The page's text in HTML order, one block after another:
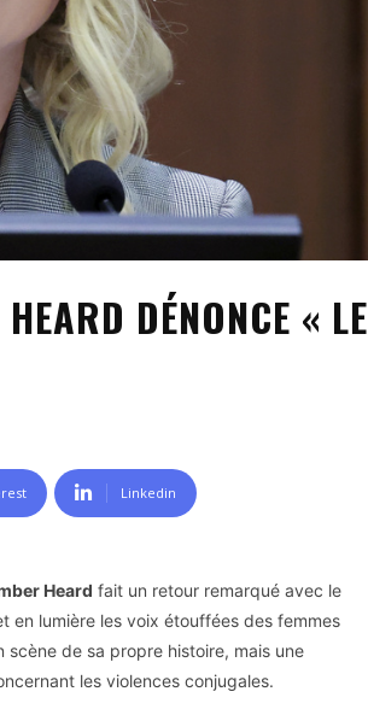
DÉNONCE « LE
Linkedin
Heard fait un retour remarqué avec le
en lumière les voix étouffées des femmes
scène de sa propre histoire, mais une
les violences conjugales.